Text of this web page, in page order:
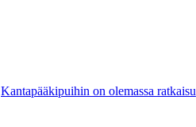
Kantapääkipuihin on olemassa ratkaisu